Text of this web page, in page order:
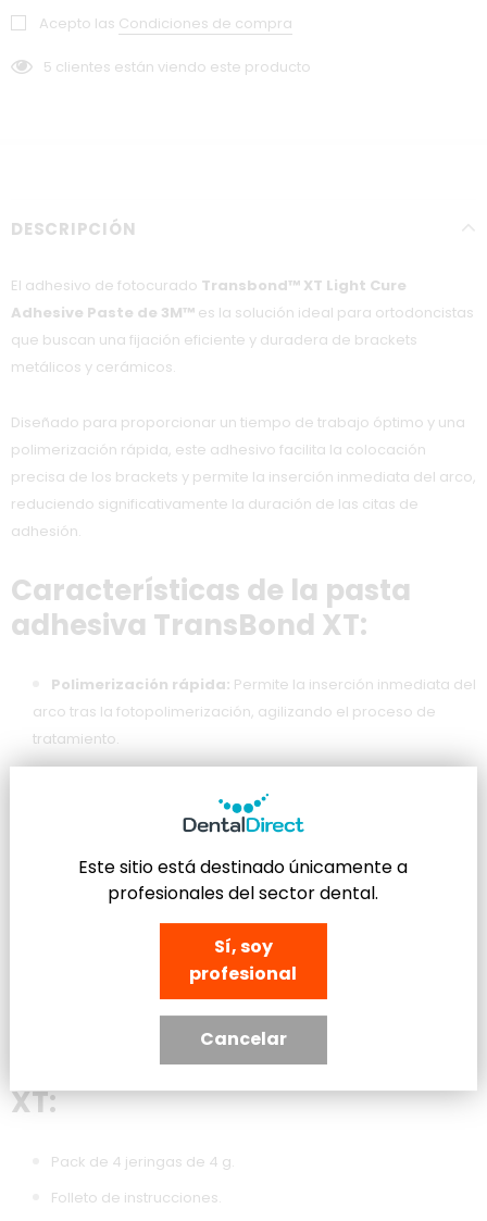
Acepto las Condiciones de compra
5 clientes están viendo este producto
DESCRIPCIÓN
El adhesivo de fotocurado Transbond™ XT Light Cure
Adhesive Paste de 3M™ es la solución ideal para ortodoncistas
que buscan una fijación eficiente y duradera de brackets
metálicos y cerámicos.
Diseñado para proporcionar un tiempo de trabajo óptimo y una
polimerización rápida, este adhesivo facilita la colocación
precisa de los brackets y permite la inserción inmediata del arco,
reduciendo significativamente la duración de las citas de
adhesión.
Características de la pasta
adhesiva TransBond XT:
Polimerización rápida: Permite la inserción inmediata del
arco tras la fotopolimerización, agilizando el proceso de
tratamiento.
adecuado para posicionar los brackets con precisión antes
Viscosidad óptima:Formulado para evitar el
deslizamiento del adhesivo y facilitar la limpieza del exceso
antes de la curado.
Versatilidad en la aplicación:
metálicos y cerámicos, adaptándose a diversas necesidades
Contenido del Kit TransBond
XT:
Pack de 4 jeringas de 4 g.
Folleto de instrucciones.
Este sitio está destinado únicamente a
profesionales del sector dental.
Sí, soy
profesional
Cancelar